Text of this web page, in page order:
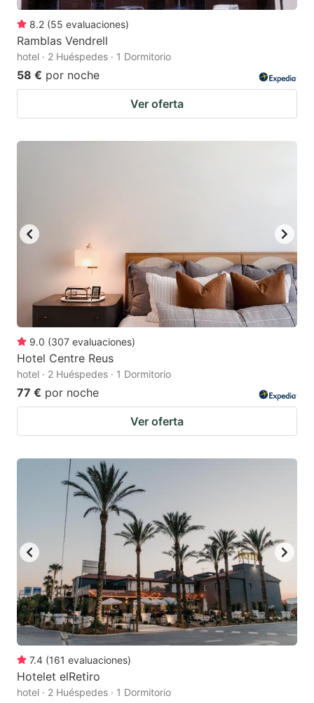
8.2 (55 evaluaciones)
Ramblas Vendrell
hotel · 2 Huéspedes · 1 Dormitorio
58 € por noche
Ver oferta
9.0 (307 evaluaciones)
Hotel Centre Reus
hotel · 2 Huéspedes · 1 Dormitorio
77 € por noche
Ver oferta
7.4 (161 evaluaciones)
Hotelet elRetiro
hotel · 2 Huéspedes · 1 Dormitorio